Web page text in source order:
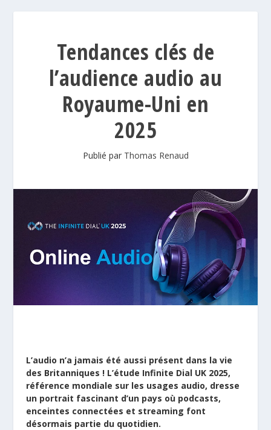
Tendances clés de
l’audience audio au
Royaume-Uni en
2025
Publié par Thomas Renaud
L’audio n’a jamais été aussi présent dans la vie
des Britanniques ! L’étude Infinite Dial UK 2025,
référence mondiale sur les usages audio, dresse
un portrait fascinant d’un pays où podcasts,
enceintes connectées et streaming font
désormais partie du quotidien.